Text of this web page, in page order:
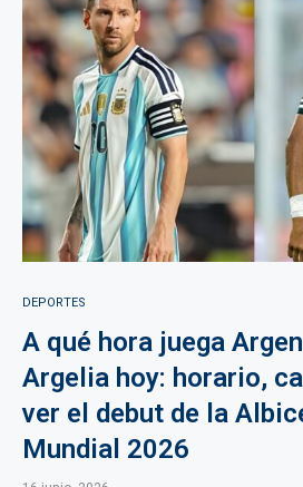
DEPORTES
A qué hora juega
Argelia hoy: horario,
ver el debut de la
Mundial 2026